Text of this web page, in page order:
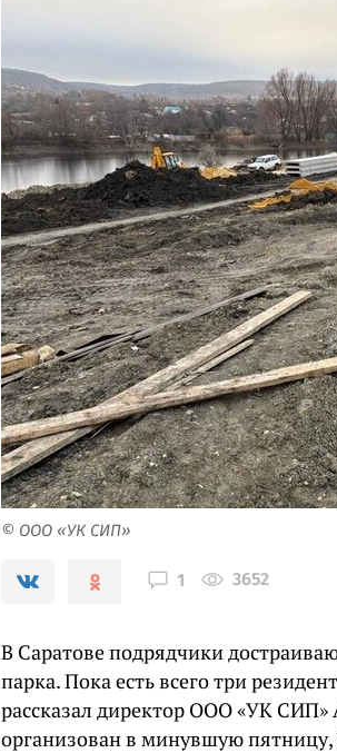
© ООО «УК СИП»
1 3652
В Саратове подрядчики
парка. Пока есть всего три
рассказал директор ООО «УК
организован в минувшую пятницу,